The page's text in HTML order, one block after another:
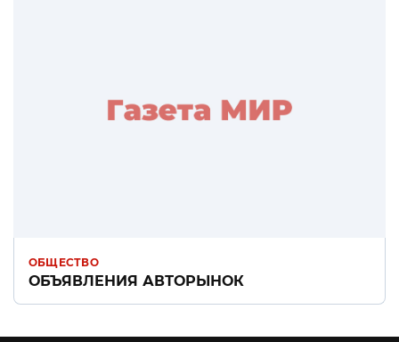
ОБЩЕСТВО
ОБЪЯВЛЕНИЯ АВТОРЫНОК